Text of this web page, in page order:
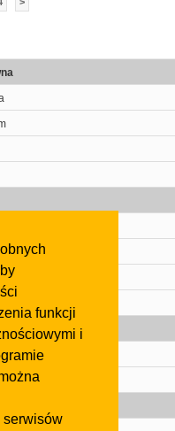
funkcji
i
serwisów